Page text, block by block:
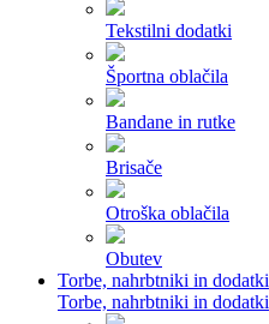
Tekstilni dodatki
Športna oblačila
Bandane in rutke
Brisače
Otroška oblačila
Obutev
Torbe, nahrbtniki in dodatki
Torbe, nahrbtniki in dodatki